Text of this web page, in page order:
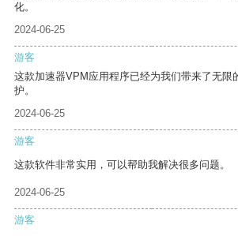
化。
2024-06-25
游客
这款加速器VPM应用程序已经为我们带来了无限
护。
2024-06-25
游客
这款软件非常实用，可以帮助我解决很多问题。
2024-06-25
游客